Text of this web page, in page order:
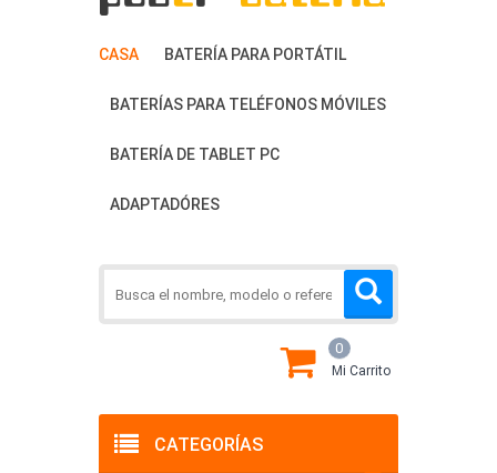
CASA BATERÍA PARA PORTÁTIL
BATERÍAS PARA TELÉFONOS MÓVILES
BATERÍA DE TABLET PC
ADAPTADÓRES
CATEGORÍAS
0
Mi Carrito